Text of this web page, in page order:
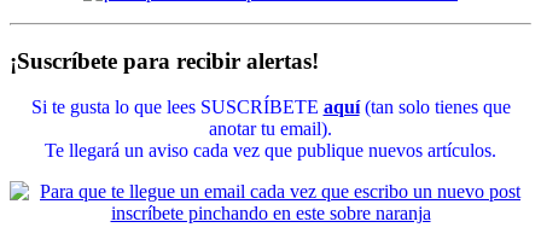
¡Suscríbete para recibir alertas!
Si te gusta lo que lees SUSCRÍBETE aquí(tan solo tienes que
anotar tu email).
Te llegará un aviso cada vez que publique nuevos artículos.